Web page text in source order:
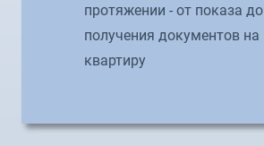
протяжении - от показа до
получения документов на
квартиру